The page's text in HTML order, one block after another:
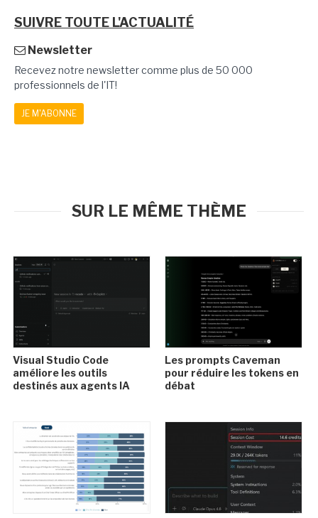
SUIVRE TOUTE L'ACTUALITÉ
Newsletter
Recevez notre newsletter comme plus de 50 000
professionnels de l'IT!
JE M'ABONNE
SUR LE MÊME THÈME
Visual Studio Code
améliore les outils
destinés aux agents IA
Les prompts Caveman
pour réduire les tokens en
débat